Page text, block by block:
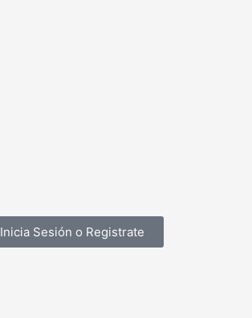
Inicia Sesión o Registrate